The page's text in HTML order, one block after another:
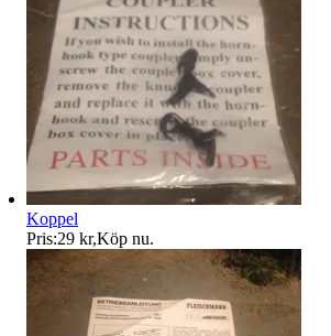
Koppel
Pris:29 kr,Köp nu.